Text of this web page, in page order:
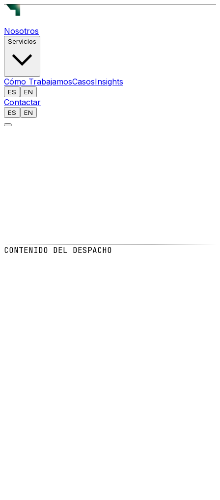
Nosotros
Servicios
Cómo TrabajamosCasosInsights
ES EN
Contactar
ES EN
CONTENIDO DEL DESPACHO